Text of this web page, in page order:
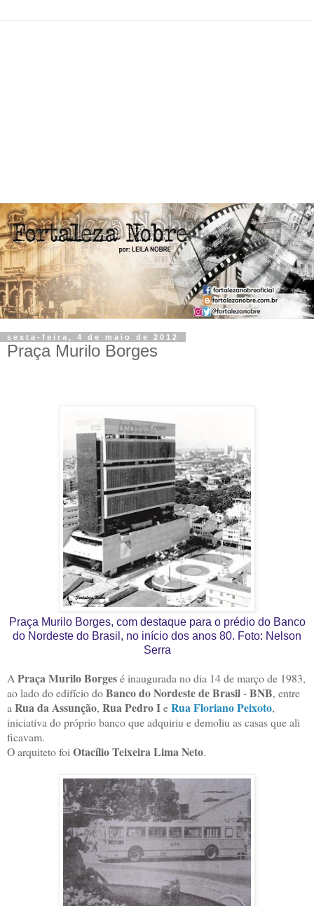
sexta-feira, 4 de maio de 2012
Praça Murilo Borges
Praça Murilo Borges, com destaque para o prédio do Banco
do Nordeste do Brasil, no início dos anos 80. Foto: Nelson
Serra
A Praça Murilo Borgesé inaugurada no dia 14 de março de 1983,
ao lado do edifício doBanco do Nordeste de Brasil-BNB, entre
a Rua da Assunção, Rua Pedro IeRua Floriano Peixoto,
iniciativa do próprio banco que adquiriu e demoliu as casas que ali
ficavam.
O arquiteto foi Otacílio Teixeira Lima Neto.